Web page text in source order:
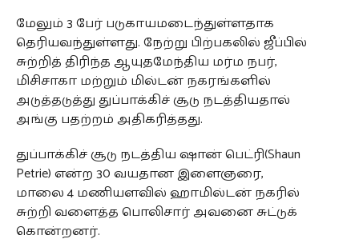
மேலும் 3 பேர் படுகாயமடைந்துள்ளதாக
தெரியவந்துள்ளது. நேற்று பிற்பகலில் ஜீப்பில்
சுற்றித் திரிந்த ஆயுதமேந்திய மர்ம நபர்,
மிசிசாகா மற்றும் மில்டன் நகரங்களில்
அடுத்தடுத்து துப்பாக்கிச் சூடு நடத்தியதால்
அங்கு பதற்றம் அதிகரித்தது.
துப்பாக்கிச் சூடு நடத்திய ஷான் பெட்ரி(Shaun
Petrie) என்ற 30 வயதான இளைஞரை,
மாலை 4 மணியளவில் ஹாமில்டன் நகரில்
சுற்றி வளைத்த பொலிசார் அவனை சுட்டுக்
கொன்றனர்.